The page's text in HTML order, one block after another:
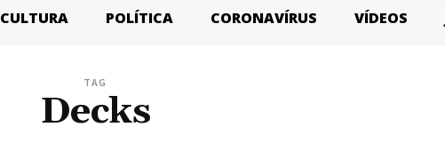
CULTURA POLÍTICA CORONAVÍRUS VÍDEOS
TAG
Decks